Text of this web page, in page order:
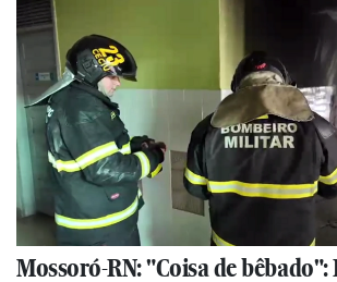
Mossoró-RN: "Coisa de bêbado":